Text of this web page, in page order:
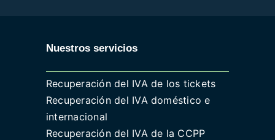
Nuestros servicios
Recuperación del IVA de los tickets
Recuperación del IVA doméstico e
internacional
Recuperación del IVA de la CCPP